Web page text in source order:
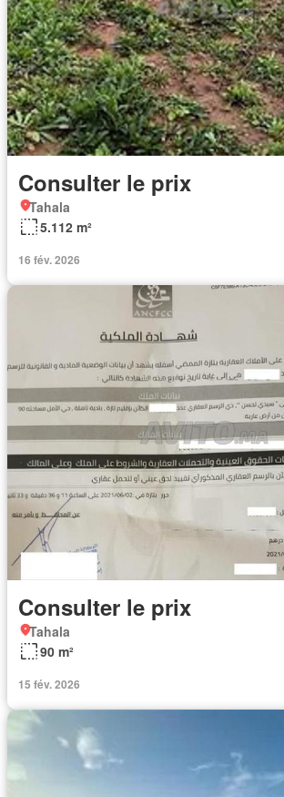
Consulter le prix
Tahala
5.112 m²
16 fév. 2026
Consulter le prix
Tahala
90 m²
15 fév. 2026